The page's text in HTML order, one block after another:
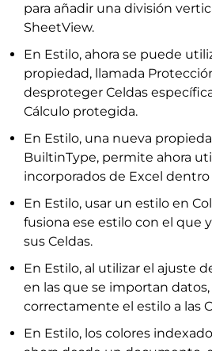
para añadir una división
SheetView.
En Estilo, ahora se puede
propiedad, llamada
desproteger Celdas
Cálculo protegida.
En Estilo, una nueva
BuiltinType, permite ahora
incorporados de Excel dentro
En Estilo, usar un estilo en
fusiona ese estilo con el que
sus Celdas.
En Estilo, al utilizar el ajuste
en las que se importan datos,
correctamente el estilo a las
En Estilo, los colores